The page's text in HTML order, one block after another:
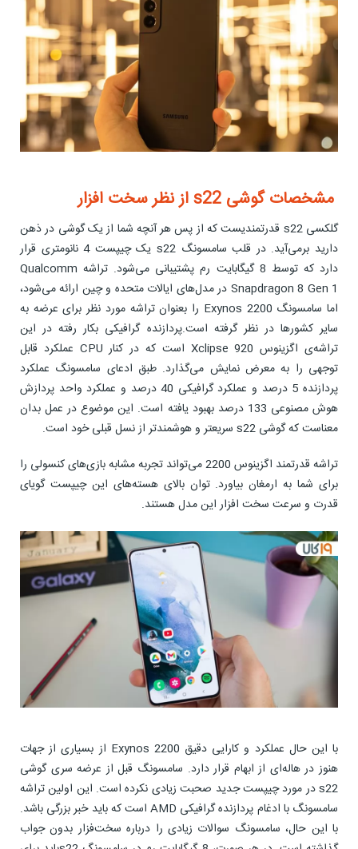
مشخصات گوشی s22 از نظر سخت افزار
گلکسی s22 قدرتمندیست که از پس هر آنچه شما از یک گوشی در ذهن
دارید برمی‌آید. در قلب سامسونگ s22 یک چیپست 4 نانومتری قرار
دارد که توسط 8 گیگابایت رم پشتیبانی می‌شود. تراشه Qualcomm
Snapdragon 8 Gen 1 در مدل‌های ایالات متحده و چین ارائه می‌شود،
اما سامسونگ Exynos 2200 را بعنوان تراشه مورد نظر برای عرضه به
سایر کشورها در نظر گرفته است.پردازنده گرافیکی بکار رفته در این
تراشه‌ی اگزینوس Xclipse 920 است که در کنار CPU عملکرد قابل
توجهی را به معرض نمایش می‌گذارد. طبق ادعای سامسونگ عملکرد
پردازنده 5 درصد و عملکرد گرافیکی 40 درصد و عملکرد واحد پردازش
هوش مصنوعی 133 درصد بهبود یافته است. این موضوع در عمل بدان
معناست که گوشی s22 سریعتر و هوشمندتر از نسل قبلی خود است.
تراشه قدرتمند اگزینوس 2200 می‌تواند تجربه مشابه بازی‌های کنسولی را
برای شما به ارمغان بیاورد. توان بالای هسته‌های این چیپست گویای
قدرت و سرعت سخت افزار این مدل هستند.
با این حال عملکرد و کارایی دقیق Exynos 2200 از بسیاری از جهات
هنوز در هاله‌ای از ابهام قرار دارد. سامسونگ قبل از عرضه سری گوشی
s22 در مورد چیپست جدید صحبت زیادی نکرده است. این اولین تراشه
سامسونگ با ادغام پردازنده گرافیکی AMD است که باید خبر بزرگی باشد.
با این حال، سامسونگ سوالات زیادی را درباره سخت‌فزار بدون جواب